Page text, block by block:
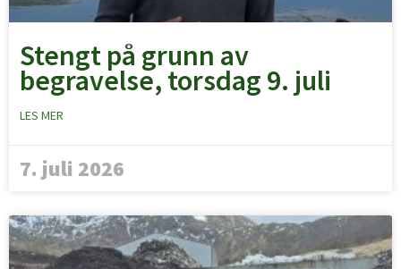
Stengt på grunn av
begravelse, torsdag 9. juli
LES MER
7. juli 2026